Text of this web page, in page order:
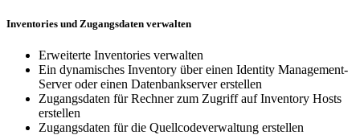
Inventories und Zugangsdaten verwalten
Erweiterte Inventories verwalten
Ein dynamisches Inventory über einen Identity Management-
Server oder einen Datenbankserver erstellen
Zugangsdaten für Rechner zum Zugriff auf Inventory Hosts
erstellen
Zugangsdaten für die Quellcodeverwaltung erstellen